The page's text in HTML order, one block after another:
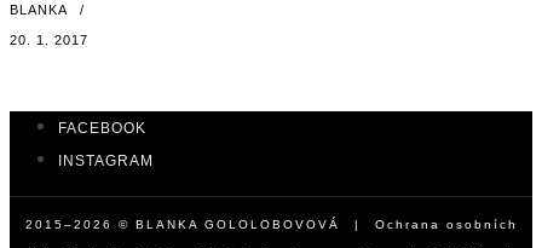
BLANKA /
20. 1. 2017
FACEBOOK
INSTAGRAM
2015–2026 © BLANKA GOLOLOBOVOVÁ | Ochrana osobních